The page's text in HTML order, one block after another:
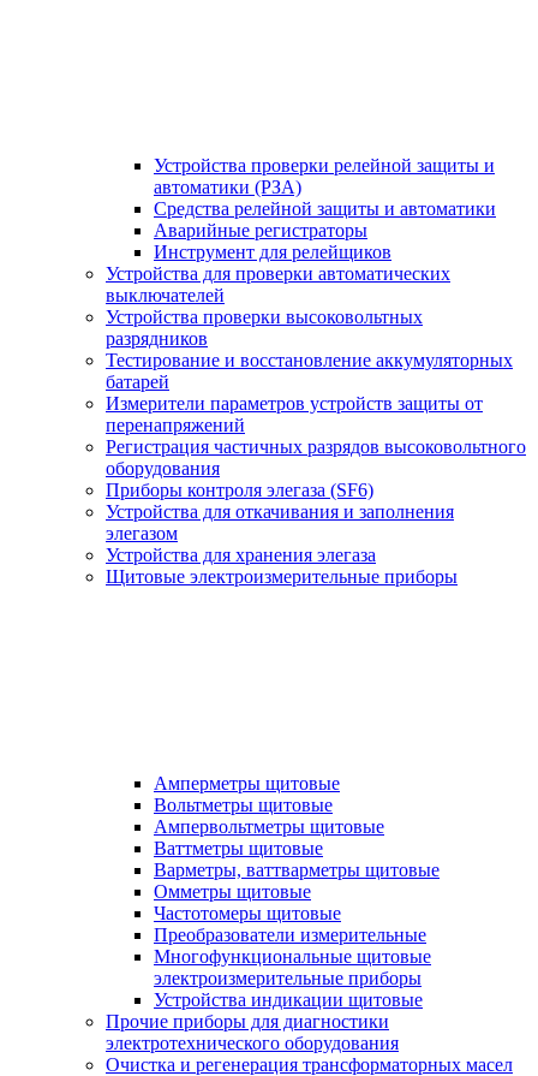
Устройства проверки релейной защиты и
автоматики (РЗА)
Средства релейной защиты и автоматики
Аварийные регистраторы
Инструмент для релейщиков
Устройства для проверки автоматических
выключателей
Устройства проверки высоковольтных
разрядников
Тестирование и восстановление аккумуляторных
батарей
Измерители параметров устройств защиты от
перенапряжений
Регистрация частичных разрядов высоковольтного
оборудования
Приборы контроля элегаза (SF6)
Устройства для откачивания и заполнения
элегазом
Устройства для хранения элегаза
Щитовые электроизмерительные приборы
Амперметры щитовые
Вольтметры щитовые
Ампервольтметры щитовые
Ваттметры щитовые
Варметры, ваттварметры щитовые
Омметры щитовые
Частотомеры щитовые
Преобразователи измерительные
Многофункциональные щитовые
электроизмерительные приборы
Устройства индикации щитовые
Прочие приборы для диагностики
электротехнического оборудования
Очистка и регенерация трансформаторных масел